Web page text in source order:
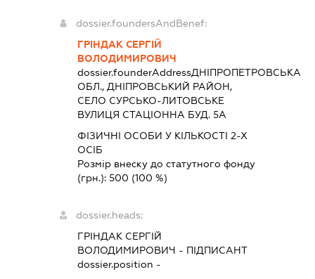
dossier.foundersAndBenef:
ГРІНДАК СЕРГІЙ
ВОЛОДИМИРОВИЧ
dossier.founderAddressДНІПРОПЕТРОВСЬКА
ОБЛ., ДНІПРОВСЬКИЙ РАЙОН,
СЕЛО СУРСЬКО-ЛИТОВСЬКЕ
ВУЛИЦЯ СТАЦІОННА БУД. 5А
ФІЗИЧНІ ОСОБИ У КІЛЬКОСТІ 2-Х
ОСІБ
Розмір внеску до статутного фонду
(грн.):500 (100 %)
dossier.heads:
ГРІНДАК СЕРГІЙ
ВОЛОДИМИРОВИЧ - ПІДПИСАНТ
dossier.position -